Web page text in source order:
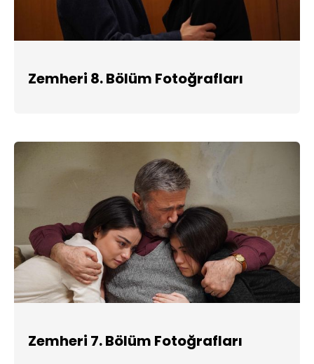
Zemheri 8. Bölüm Fotoğrafları
Zemheri 7. Bölüm Fotoğrafları